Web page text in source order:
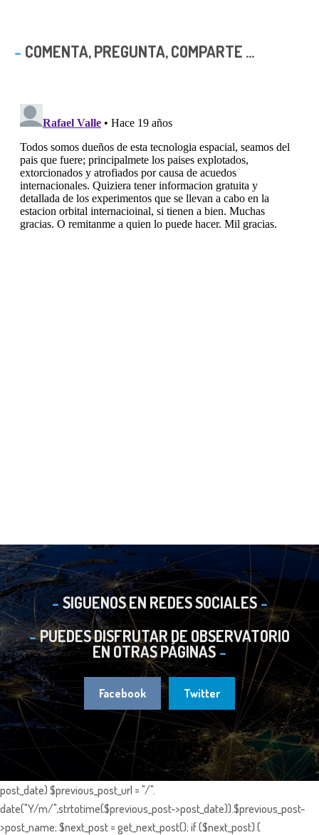
COMENTA, PREGUNTA, COMPARTE ...
SIGUENOS EN REDES SOCIALES
PUEDES DISFRUTAR DE OBSERVATORIO
EN OTRAS PÁGINAS
Facebook Twitter
post_date) $previous_post_url = "/".
date("Y/m/",strtotime($previous_post->post_date)).$previous_post-
>post_name; $next_post = get_next_post(); if ($next_post) {